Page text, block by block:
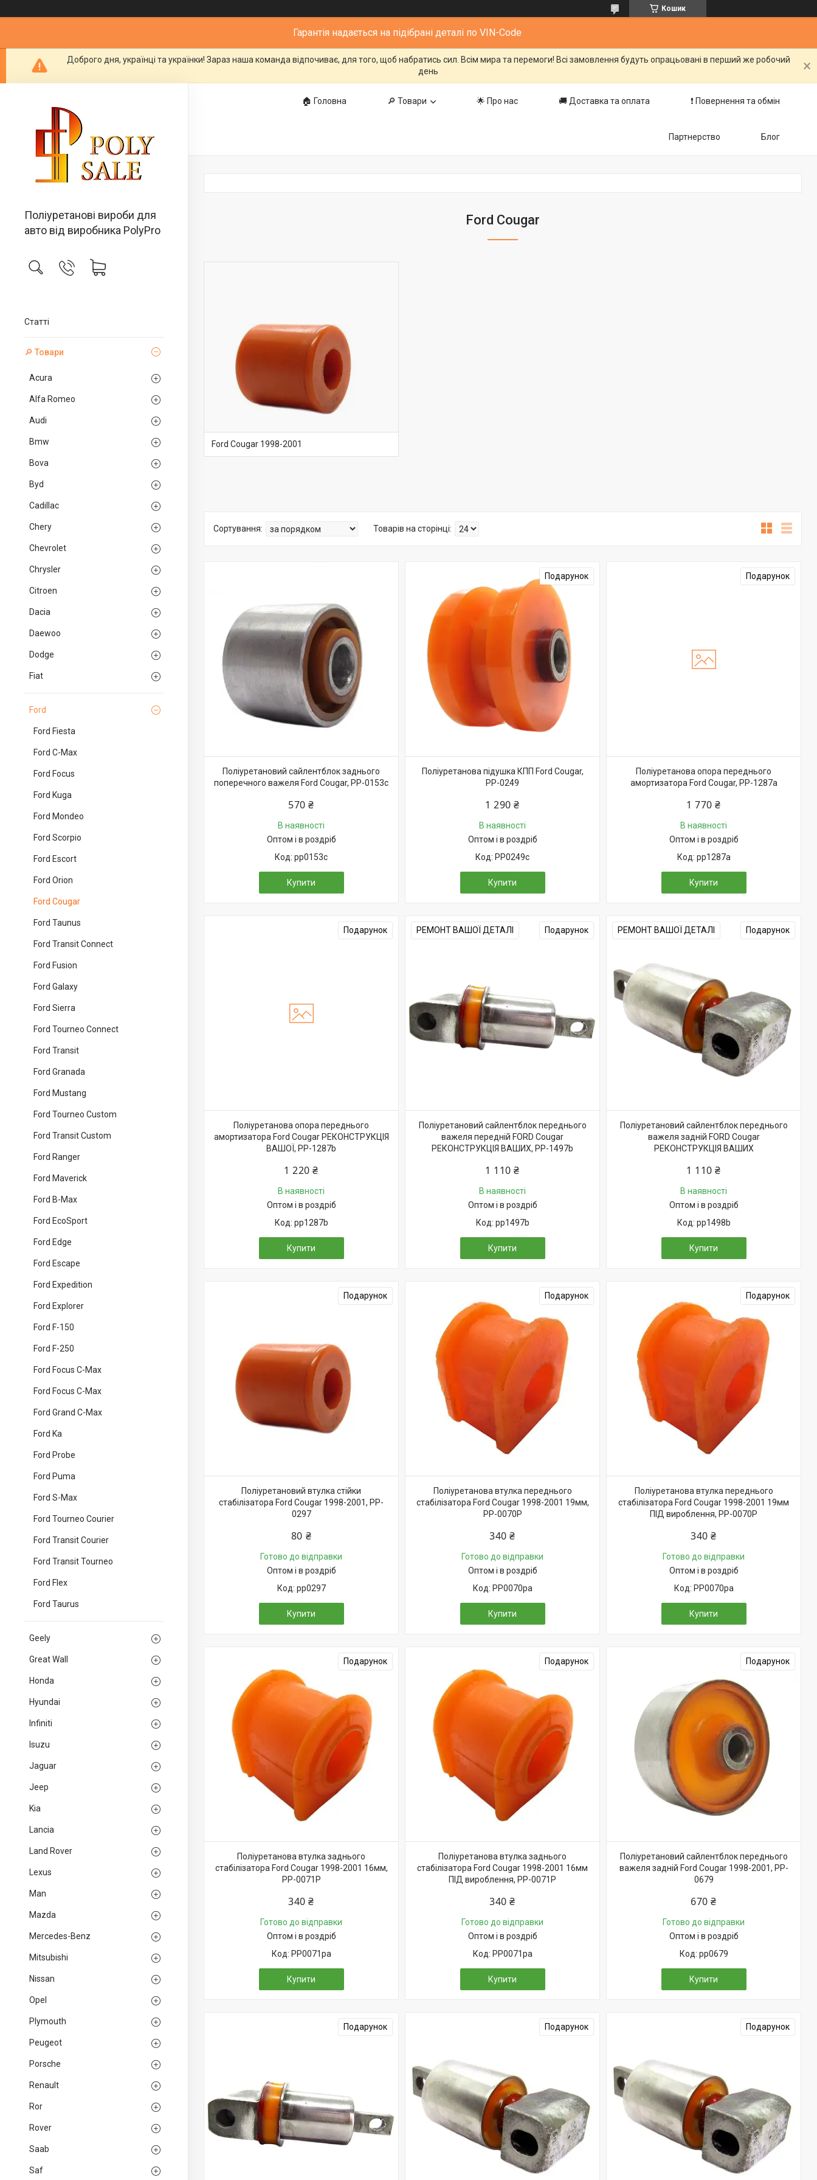
Кошик
Гарантія надається на підібрані деталі по VIN-Code
Доброго дня, українці та українки! Зараз наша команда відпочиває, для того, щоб набратись сил. Всім мира та перемоги! Всі замовлення будуть опрацьовані в перший же робочий
день
Поліуретанові вироби для
авто від виробника PolyPro
Статті
🔎 Товари
Acura
Alfa Romeo
Audi
Bmw
Bova
Byd
Cadillac
Chery
Chevrolet
Chrysler
Citroen
Dacia
Daewoo
Dodge
Fiat
Ford
Ford Fiesta
Ford C-Max
Ford Focus
Ford Kuga
Ford Mondeo
Ford Scorpio
Ford Escort
Ford Orion
Ford Cougar
Ford Taunus
Ford Transit Connect
Ford Fusion
Ford Galaxy
Ford Sierra
Ford Tourneo Connect
Ford Transit
Ford Granada
Ford Mustang
Ford Tourneo Custom
Ford Transit Custom
Ford Ranger
Ford Maverick
Ford B-Max
Ford EcoSport
Ford Edge
Ford Escape
Ford Expedition
Ford Explorer
Ford F-150
Ford F-250
Ford Focus C-Max
Ford Focus C-Max
Ford Grand C-Max
Ford Ka
Ford Probe
Ford Puma
Ford S-Max
Ford Tourneo Courier
Ford Transit Courier
Ford Transit Tourneo
Ford Flex
Ford Taurus
Geely
Great Wall
Honda
Hyundai
Infiniti
Isuzu
Jaguar
Jeep
Kia
Lancia
Land Rover
Lexus
Man
Mazda
Mercedes-Benz
Mitsubishi
Nissan
Opel
Plymouth
Peugeot
Porsche
Renault
Ror
Rover
Saab
Saf
🏠 Головна 🔎 Товари 🌟 Про нас 🚚 Доставка та оплата ❗️ Повернення та обмін
Партнерство Блог
Ford Cougar
Ford Cougar 1998-2001
Поліуретановий сайлентблок заднього
поперечного важеля Ford Cougar, PP-0153c
570 ₴
В наявності
Оптом і в роздріб
pp0153c
Купити
Подарунок
Поліуретанова підушка КПП Ford Cougar,
PP-0249
1 290 ₴
В наявності
Оптом і в роздріб
PP0249c
Купити
Подарунок
Поліуретанова опора переднього
амортизатора Ford Cougar, PP-1287a
1 770 ₴
В наявності
Оптом і в роздріб
pp1287a
Купити
Подарунок
Поліуретанова опора переднього
амортизатора Ford Cougar РЕКОНСТРУКЦІЯ
ВАШОЇ, PP-1287b
1 220 ₴
В наявності
Оптом і в роздріб
pp1287b
Купити
РЕМОНТ ВАШОЇ ДЕТАЛІ Подарунок
Поліуретановий сайлентблок переднього
важеля передній FORD Cougar
РЕКОНСТРУКЦІЯ ВАШИХ, PP-1497b
1 110 ₴
В наявності
Оптом і в роздріб
pp1497b
Купити
РЕМОНТ ВАШОЇ ДЕТАЛІ Подарунок
Поліуретановий сайлентблок переднього
важеля задній FORD Cougar
РЕКОНСТРУКЦІЯ ВАШИХ
1 110 ₴
В наявності
Оптом і в роздріб
pp1498b
Купити
Подарунок
Поліуретановий втулка стійки
стабілізатора Ford Cougar 1998-2001, PP-
0297
80 ₴
Готово до відправки
Оптом і в роздріб
pp0297
Купити
Подарунок
Поліуретанова втулка переднього
стабілізатора Ford Cougar 1998-2001 19мм,
PP-0070P
340 ₴
Готово до відправки
Оптом і в роздріб
PP0070pa
Купити
Подарунок
Поліуретанова втулка переднього
стабілізатора Ford Cougar 1998-2001 19мм
ПІД вироблення, PP-0070P
340 ₴
Готово до відправки
Оптом і в роздріб
PP0070pa
Купити
Подарунок
Поліуретанова втулка заднього
стабілізатора Ford Cougar 1998-2001 16мм,
PP-0071P
340 ₴
Готово до відправки
Оптом і в роздріб
PP0071pa
Купити
Подарунок
Поліуретанова втулка заднього
стабілізатора Ford Cougar 1998-2001 16мм
ПІД вироблення, PP-0071P
340 ₴
Готово до відправки
Оптом і в роздріб
PP0071pa
Купити
Подарунок
Поліуретановий сайлентблок переднього
важеля задній Ford Cougar 1998-2001, PP-
0679
670 ₴
Готово до відправки
Оптом і в роздріб
pp0679
Купити
Подарунок Подарунок Подарунок